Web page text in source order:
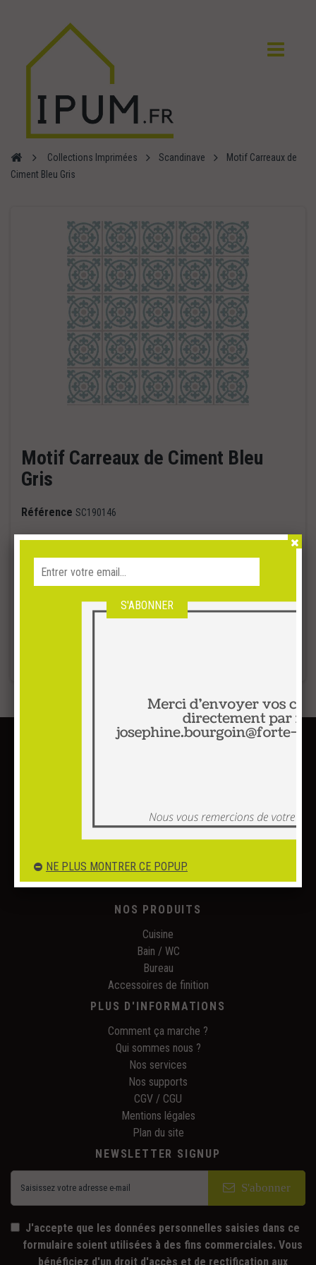
Collections Imprimées Scandinave
Motif Carreaux de
Ciment Bleu Gris
Motif Carreaux de Ciment Bleu
Gris
Référence SC190146
05.49.49.99.96
Adresse :3, avenue de l'Europe
86360 FUTUROSCOPE
NEWSLETTER SIGNUP
S'abonner
J'accepte que les données personnelles saisies dans ce
formulaire soient utilisées à des fins commerciales. Vous
bénéficiez d'un droit d'accès et de rectification aux
NOS PRODUITS
Cuisine
Bain / WC
Bureau
Accessoires de finition
PLUS D'INFORMATIONS
Comment ça marche ?
Qui sommes nous ?
Nos services
Nos supports
CGV / CGU
Mentions légales
Plan du site
NE PLUS MONTRER CE POPUP.